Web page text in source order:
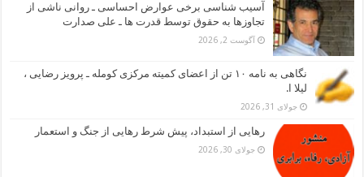
آسیب شناسی برخی عوارض احساسی ـ روانی ناشی از
تجاوزها به حقوق توسط قدرت ها ـ علی صدارت
آگوست 2, 2026
نگاهی به نامه ۱۰ تن از اعضای کمیته مرکزی کومله ـ پرویز رضایی ،
لیلا ا.
جولای 31, 2026
رهایی از استبداد، پیش شرط رهایی از جنگ و استعمار
جولای 30, 2026